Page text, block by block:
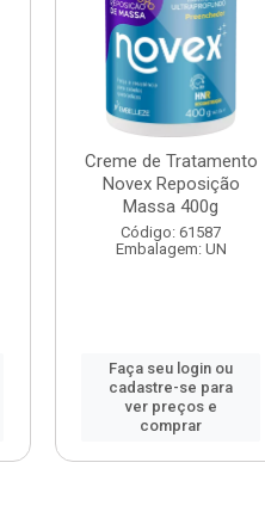
Creme de Tratamento
Novex Reposição
Massa 400g
Código: 61587
Embalagem: UN
Faça seu login ou
cadastre-se para
ver preços e
comprar